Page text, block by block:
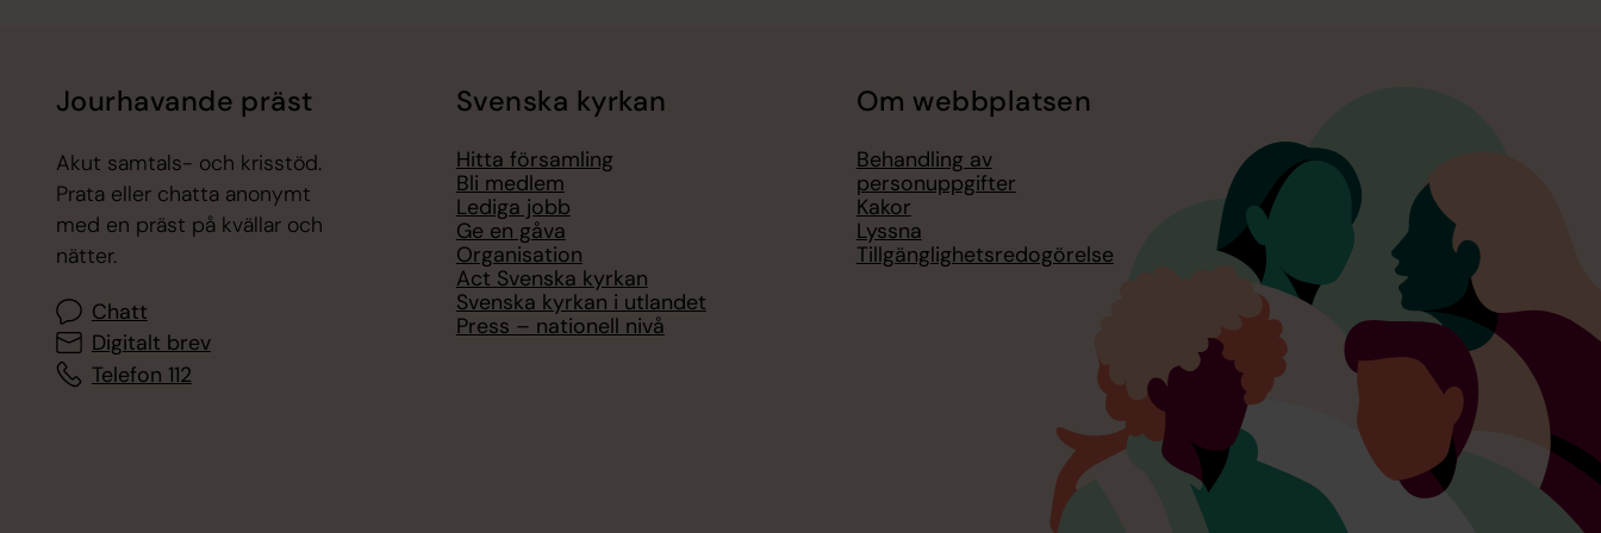
Jourhavande präst
Akut samtals- och krisstöd.
Prata eller chatta anonymt
med en präst på kvällar och
nätter.
Chatt
Digitalt brev
Telefon 112
Svenska kyrkan
Hitta församling
Bli medlem
Lediga jobb
Ge en gåva
Organisation
Act Svenska kyrkan
Svenska kyrkan i utlandet
Press – nationell nivå
Om webbplatsen
Behandling av
personuppgifter
Kakor
Lyssna
Tillgänglighetsredogörelse